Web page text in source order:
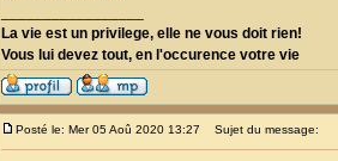
La vie est un privilege, elle ne vous doit rien!
Vous lui devez tout, en l'occurence votre vie
Posté le: Mer 05 Aoû 2020 13:27 Sujet du message: